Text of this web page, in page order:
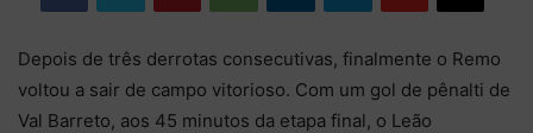
Depois de três derrotas consecutivas, finalmente o Remo
voltou a sair de campo vitorioso. Com um gol de pênalti de
Val Barreto, aos 45 minutos da etapa final, o Leão